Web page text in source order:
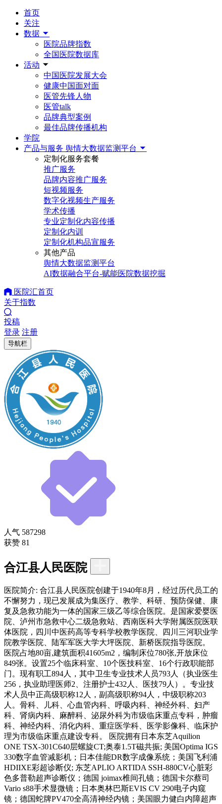
首页
关注
数据
医院品牌指数
全国医院数据库
活动
中国医院发展大会
健康中国面对面
医管先锋人物
医管talk
品牌典型案例
最佳品牌传播机构
学院
产品与服务 舆情大数据监测平台
定制化服务套餐
推广服务
品牌内容推广服务
短视频服务
数字化视频生产服务
学术传播
专业定制化内容传播
定制化内训
定制化机构品宣服务
其他产品
舆情大数据监测平台
AI数据融合平台-赋能医院数据挖掘
医院汇首页
关于指数
投稿
登录 注册
导航栏
人气 587298
获赞 81
合江县人民医院
医院简介: 合江县人民医院创建于1940年8月，经过历代员工的
不懈努力，现已发展成为集医疗、教学、科研、预防保健、康
复及急救功能为一体的国家三级乙等综合医院。是国家爱婴医
院、泸州市急救中心二级急救站、西南医科大学附属医院医联
体医院，四川中医药高等专科学校教学医院、四川三河职业学
院教学医院、陆军军医大学大坪医院、新桥医院指导医院。
医院占地80亩,建筑面积41605m2，编制床位780张,开放床位
849张。设置25个临床科室、10个医技科室、16个行政职能部
门。现有职工894人，其中卫生专业技术人员793人（执业医生
256，执业助理医师2、注册护士432人、医技79人）。专业技
术人员中正高级职称12人，副高级职称94人，中级职称203
人。骨科、儿科、心血管内科、呼吸内科、神经外科、妇产
科、肾病内科、麻醉科、泌尿外科为市级临床重点专科，肿瘤
科、神经内科、消化内科、重症医学科、医学影像科、临床护
理为市级临床重点建设专科。 医院拥有日本东芝Aquilion
ONE TSX-301C640层螺旋CT;奥泰1.5T磁共振; 美国Optima IGS
330数字血管减影机；日本佳能DR数字成像系统；美国飞利浦
HDIIXE彩超诊断仪; 东芝APLIO ARTIDA SSH-880CV心脏彩
色多普勒超声诊断仪；德国 joimax椎间孔镜；德国卡尔蔡司
Vario s88手术显微镜；日本奥林巴斯EVIS CV 290电子内窥
镜；德国蛇牌PV470全高清神经内镜；美国眼力健白内障超声